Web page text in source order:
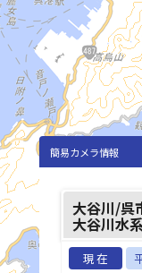
簡易カメラ情報
大谷川/
大谷川水
現在